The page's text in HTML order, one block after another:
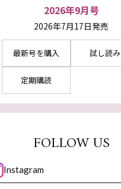
2026年9月号
2026年7月17日発売
最新号を購入 試し読み
定期購読
FOLLOW US
Instagram